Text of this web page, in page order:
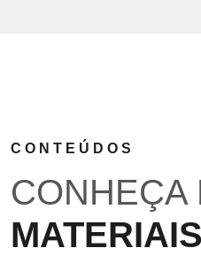
CONTEÚDOS
CONHEÇA
MATERIAIS